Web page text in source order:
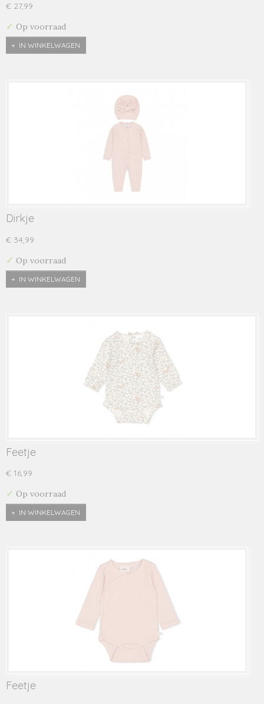
€ 27,99
✓ Op voorraad
IN WINKELWAGEN
Dirkje
€ 34,99
✓ Op voorraad
IN WINKELWAGEN
Feetje
€ 16,99
✓ Op voorraad
IN WINKELWAGEN
Feetje